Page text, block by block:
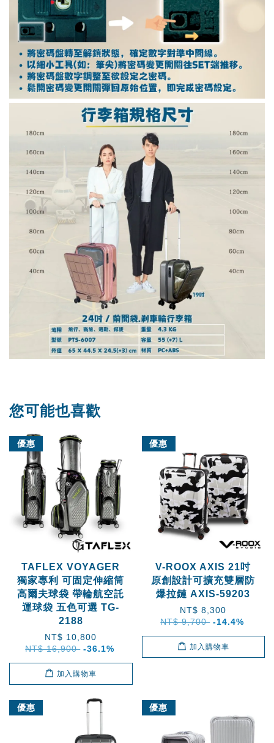
您可能也喜歡
優惠
TAFLEX VOYAGER
獨家專利 可固定伸縮筒
高爾夫球袋 帶輪航空託
運球袋 五色可選 TG-
2188
NT$ 10,800
NT$ 16,900 -36.1%
加入購物車
優惠
V-ROOX AXIS 21吋
原創設計可擴充雙層防
爆拉鏈 AXIS-59203
NT$ 8,300
NT$ 9,700 -14.4%
加入購物車
優惠 優惠